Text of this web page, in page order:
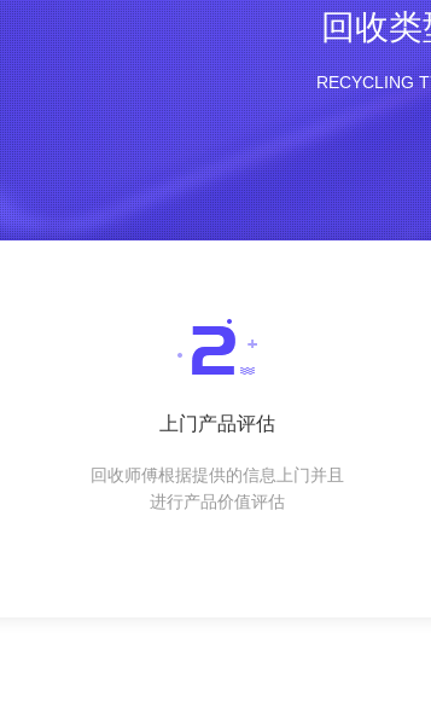
回收类
RECYCLING
上门产品评估
回收师傅根据提供的信息上门并且
进行产品价值评估